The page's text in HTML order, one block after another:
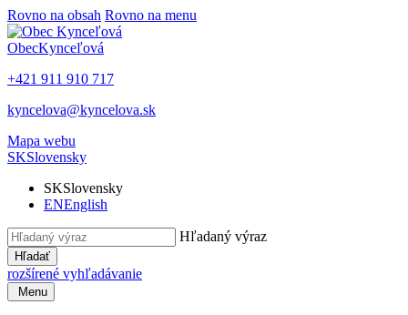
Rovno na obsah Rovno na menu
ObecKynceľová
+421 911 910 717
kyncelova@kyncelova.sk
Mapa webu
SKSlovensky
SKSlovensky
ENEnglish
Hľadaný výraz
Hľadať
rozšírené vyhľadávanie
Menu